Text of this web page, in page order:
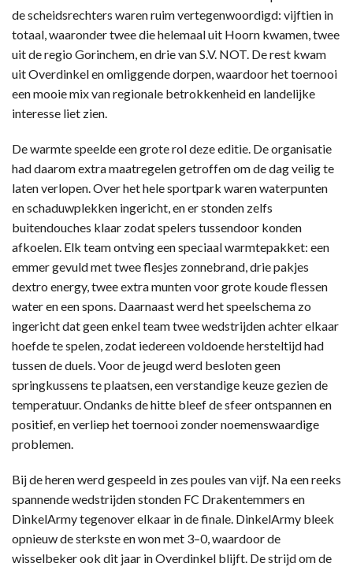
de scheidsrechters waren ruim vertegenwoordigd: vijftien in
totaal, waaronder twee die helemaal uit Hoorn kwamen, twee
uit de regio Gorinchem, en drie van S.V. NOT. De rest kwam
uit Overdinkel en omliggende dorpen, waardoor het toernooi
een mooie mix van regionale betrokkenheid en landelijke
interesse liet zien.
De warmte speelde een grote rol deze editie. De organisatie
had daarom extra maatregelen getroffen om de dag veilig te
laten verlopen. Over het hele sportpark waren waterpunten
en schaduwplekken ingericht, en er stonden zelfs
buitendouches klaar zodat spelers tussendoor konden
afkoelen. Elk team ontving een speciaal warmtepakket: een
emmer gevuld met twee flesjes zonnebrand, drie pakjes
dextro energy, twee extra munten voor grote koude flessen
water en een spons. Daarnaast werd het speelschema zo
ingericht dat geen enkel team twee wedstrijden achter elkaar
hoefde te spelen, zodat iedereen voldoende hersteltijd had
tussen de duels. Voor de jeugd werd besloten geen
springkussens te plaatsen, een verstandige keuze gezien de
temperatuur. Ondanks de hitte bleef de sfeer ontspannen en
positief, en verliep het toernooi zonder noemenswaardige
problemen.
Bij de heren werd gespeeld in zes poules van vijf. Na een reeks
spannende wedstrijden stonden FC Drakentemmers en
DinkelArmy tegenover elkaar in de finale. DinkelArmy bleek
opnieuw de sterkste en won met 3–0, waardoor de
wisselbeker ook dit jaar in Overdinkel blijft. De strijd om de